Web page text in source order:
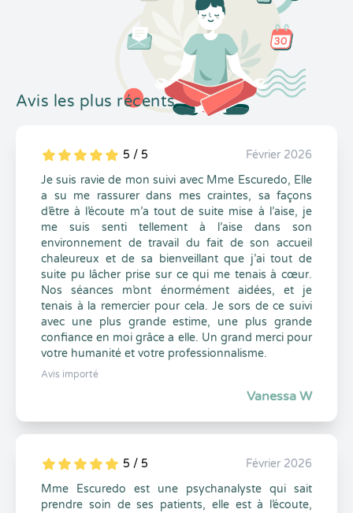
Avis les plus récents
5
1
5
0 5 / 5
Février 2026
Je suis ravie de mon suivi avec Mme Escuredo, Elle
a su me rassurer dans mes craintes, sa façons
d’être à l’écoute m’a tout de suite mise à l’aise, je
me suis senti tellement à l’aise dans son
environnement de travail du fait de son accueil
chaleureux et de sa bienveillant que j’ai tout de
suite pu lâcher prise sur ce qui me tenais à cœur.
Nos séances m’ont énormément aidées, et je
tenais à la remercier pour cela. Je sors de ce suivi
avec une plus grande estime, une plus grande
confiance en moi grâce a elle. Un grand merci pour
votre humanité et votre professionnalisme.
Avis importé
Vanessa W
5
1
5
0 5 / 5
Février 2026
Mme Escuredo est une psychanalyste qui sait
prendre soin de ses patients, elle est à l’écoute,